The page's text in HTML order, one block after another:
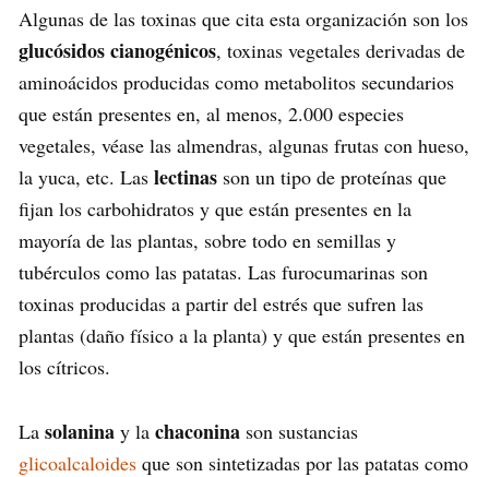
Algunas de las toxinas que cita esta organización son los
glucósidos cianogénicos, toxinas vegetales derivadas de
aminoácidos producidas como metabolitos secundarios
que están presentes en, al menos, 2.000 especies
vegetales, véase las almendras, algunas frutas con hueso,
la yuca, etc. Las lectinas son un tipo de proteínas que
fijan los carbohidratos y que están presentes en la
mayoría de las plantas, sobre todo en semillas y
tubérculos como las patatas. Las furocumarinas son
toxinas producidas a partir del estrés que sufren las
plantas (daño físico a la planta) y que están presentes en
los cítricos.
La solanina y la chaconina son sustancias
glicoalcaloides que son sintetizadas por las patatas como